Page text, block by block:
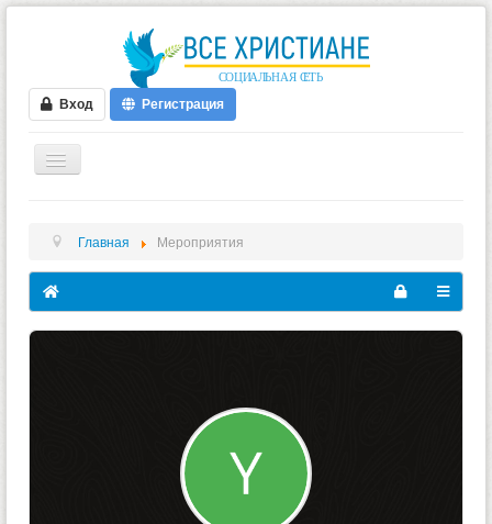
Вход Регистрация
ФОРУМ
ВИДЕО
БЛОГИ
Главная Мероприятия